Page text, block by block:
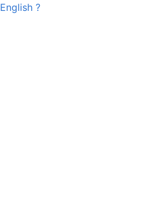
English ?